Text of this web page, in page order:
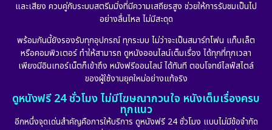
Fantasy จินตนาการ (253)
Film
และเสียง ควบคู่กับระบบสตรีมมิ่งที่มีความเสถียรสูง ช่วยให้การรับชมเป็นไป
อย่างลื่นไหล ไม่มีสะดุด
พร้อมกันนี้ยังรองรับทุกอุปกรณ์ ทุกระบบ ไม่ว่าจะเป็นสมาร์ทโฟน แท็บเล็ต
หรือคอมพิวเตอร์ ทำให้สามารถ ดูหนังออนไลน์เต็มเรื่อง ได้ทุกที่ทุกเวลา
เพียงมีอินเทอร์เน็ตก็เข้าถึง หนังฟรีออนไลน์ ได้ทันที ตอบโจทย์ไลฟ์สไตล์
ของผู้ใช้งานยุคใหม่อย่างแท้จริง
ดูหนังฟรี 24 ชั่วโมง ไม่มีโฆษณากวนใจ หนังเต็มเรื่องครบ
ทุกแนว
อีกหนึ่งจุดเด่นสำคัญคือการให้บริการ ดูหนังฟรี 24 ชั่วโมง แบบไม่มีข้อจำกัด